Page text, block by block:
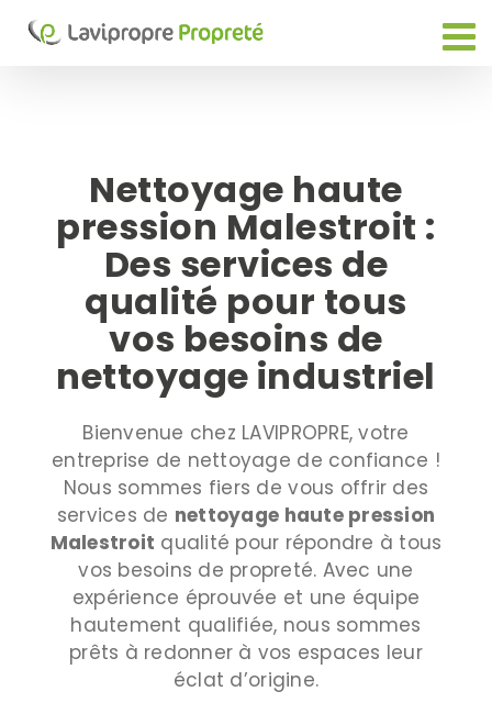
Nettoyage haute
pression Malestroit :
Des services de
qualité pour tous
vos besoins de
nettoyage industriel
Bienvenue chez LAVIPROPRE, votre
entreprise de nettoyage de confiance !
Nous sommes fiers de vous offrir des
services de nettoyage haute pression
Malestroit qualité pour répondre à tous
vos besoins de propreté. Avec une
expérience éprouvée et une équipe
hautement qualifiée, nous sommes
prêts à redonner à vos espaces leur
éclat d’origine.